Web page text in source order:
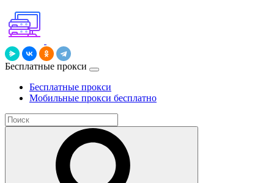
Бесплатные прокси
Бесплатные прокси
Мобильные прокси бесплатно